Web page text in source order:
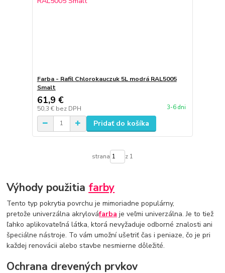
Farba - Rafil Chlorokauczuk 5L modrá RAL5005
Smalt
61,9 €
50,3 € bez DPH 3-6 dni
Pridať do košíka
strana z 1
Výhody použitia farby
Tento typ pokrytia povrchu je mimoriadne populárny,
pretože univerzálna akrylováfarba je veľmi univerzálna. Je to tiež
ľahko aplikovateľná látka, ktorá nevyžaduje odborné znalosti ani
špeciálne nástroje. To vám umožní ušetriť čas i peniaze, čo je pri
každej renovácii alebo stavbe nesmierne dôležité.
Ochrana drevených prvkov